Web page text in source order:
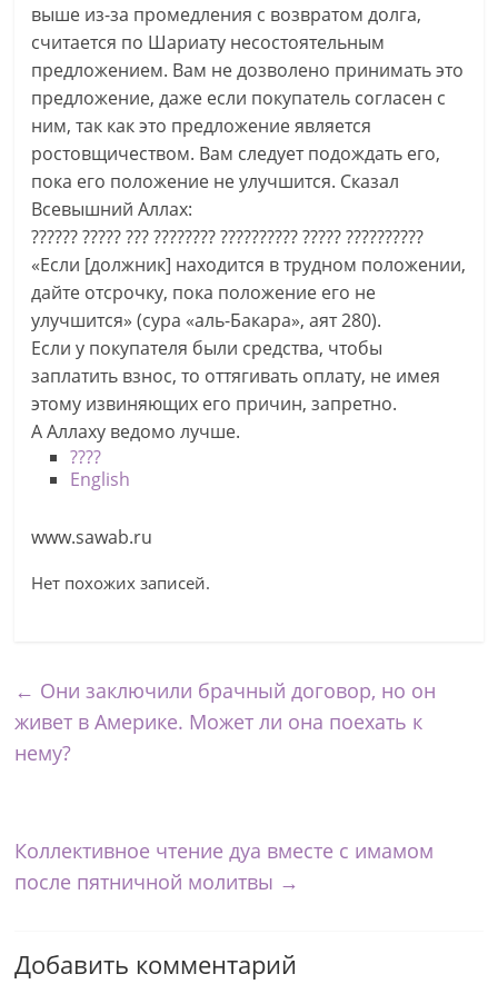
выше из-за промедления с возвратом долга,
считается по Шариату несостоятельным
предложением. Вам не дозволено принимать это
предложение, даже если покупатель согласен с
ним, так как это предложение является
ростовщичеством. Вам следует подождать его,
пока его положение не улучшится. Сказал
Всевышний Аллах:
?????? ????? ??? ???????? ?????????? ????? ??????????
«Если [должник] находится в трудном положении,
дайте отсрочку, пока положение его не
улучшится» (сура «аль-Бакара», аят 280).
Если у покупателя были средства, чтобы
заплатить взнос, то оттягивать оплату, не имея
этому извиняющих его причин, запретно.
А Аллаху ведомо лучше.
????
English
www.sawab.ru
Нет похожих записей.
← Они заключили брачный договор, но он
живет в Америке. Может ли она поехать к
нему?
Коллективное чтение дуа вместе с имамом
после пятничной молитвы →
Добавить комментарий